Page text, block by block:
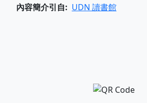
內容簡介引自
UDN 讀書館